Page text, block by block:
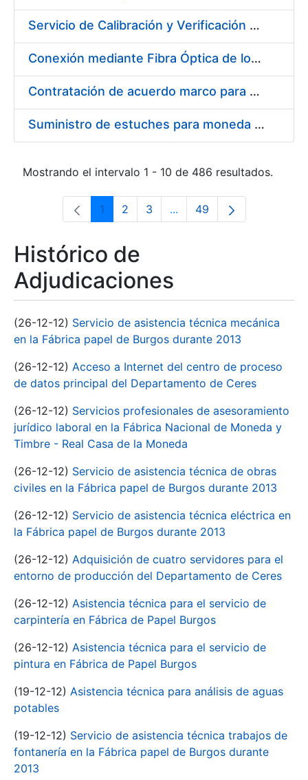
Servicio de Calibración y Verificación Externa de los Equipos de Medición del Servicio de Prevención de la FNMT-RCM
Conexión mediante Fibra Óptica de los Centros de Proceso de Datos (CPDs) de las sedes de la FNMT-RCM de Burgos y Madrid
Contratación de acuerdo marco para el Suministro de Material de Electricidad para la Fábrica Nacional de Moneda y Timbre-Real Casa de la Moneda en su centro de trabajo de Burgos
Suministro de estuches para moneda de 30 €
Mostrando el intervalo 1 - 10 de 486 resultados.
Página
1 Página
2 Página
3 ...Páginas intermedias Use
Página
49
Histórico de
Adjudicaciones
(26-12-12) Servicio de asistencia técnica mecánica
en la Fábrica papel de Burgos durante 2013
(26-12-12) Acceso a Internet del centro de proceso
de datos principal del Departamento de Ceres
(26-12-12) Servicios profesionales de asesoramiento
jurídico laboral en la Fábrica Nacional de Moneda y
Timbre - Real Casa de la Moneda
(26-12-12) Servicio de asistencia técnica de obras
civiles en la Fábrica papel de Burgos durante 2013
(26-12-12) Servicio de asistencia técnica eléctrica en
la Fábrica papel de Burgos durante 2013
(26-12-12) Adquisición de cuatro servidores para el
entorno de producción del Departamento de Ceres
(26-12-12) Asistencia técnica para el servicio de
carpintería en Fábrica de Papel Burgos
(26-12-12) Asistencia técnica para el servicio de
pintura en Fábrica de Papel Burgos
(19-12-12) Asistencia técnica para análisis de aguas
potables
(19-12-12) Servicio de asistencia técnica trabajos de
fontanería en la Fábrica papel de Burgos durante
2013